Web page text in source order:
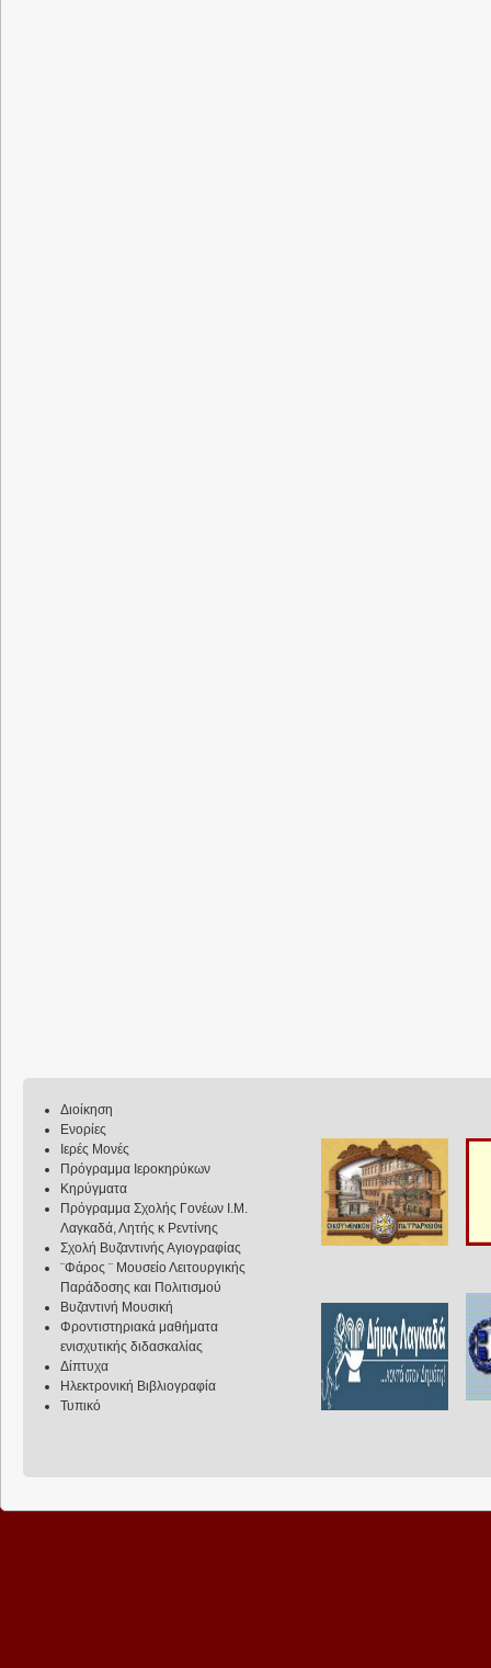
Διοίκηση
Ενορίες
Ιερές Μονές
Πρόγραμμα Ιεροκηρύκων
Κηρύγματα
Πρόγραμμα Σχολής Γονέων Ι.Μ.
Λαγκαδά, Λητής κ Ρεντίνης
Σχολή Βυζαντινής Αγιογραφίας
¨Φάρος ¨ Μουσείο Λειτουργικής
Παράδοσης και Πολιτισμού
Βυζαντινή Μουσική
Φροντιστηριακά μαθήματα
ενισχυτικής διδασκαλίας
Δίπτυχα
Ηλεκτρονική Βιβλιογραφία
Τυπικό